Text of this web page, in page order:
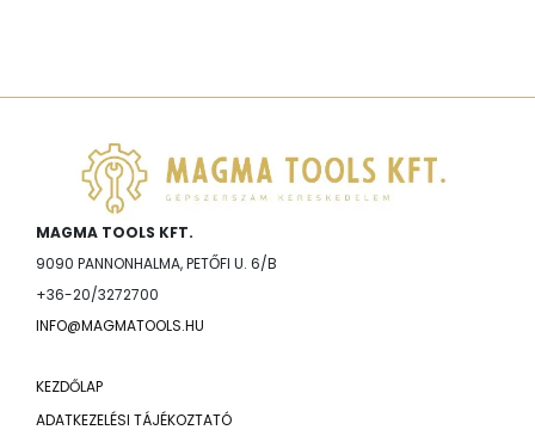
MAGMA TOOLS KFT.
9090 PANNONHALMA, PETŐFI U. 6/B
+36-20/3272700
INFO@MAGMATOOLS.HU
KEZDŐLAP
ADATKEZELÉSI TÁJÉKOZTATÓ